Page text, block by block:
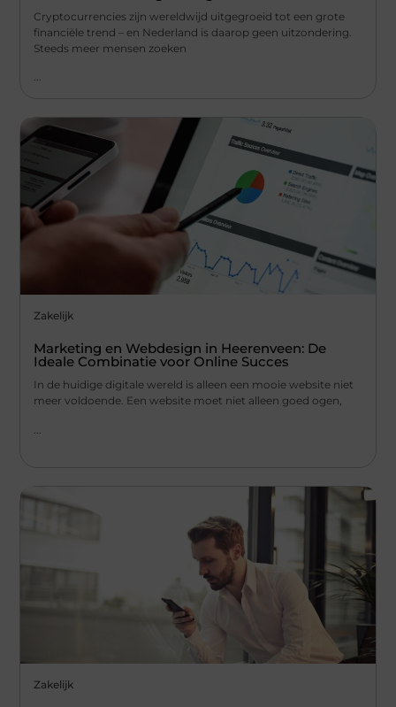
Cryptocurrencies zijn wereldwijd uitgegroeid tot een grote
financiële trend – en Nederland is daarop geen uitzondering.
Steeds meer mensen zoeken
...
Zakelijk
Marketing en Webdesign in Heerenveen: De
Ideale Combinatie voor Online Succes
In de huidige digitale wereld is alleen een mooie website niet
meer voldoende. Een website moet niet alleen goed ogen,
Zakelijk